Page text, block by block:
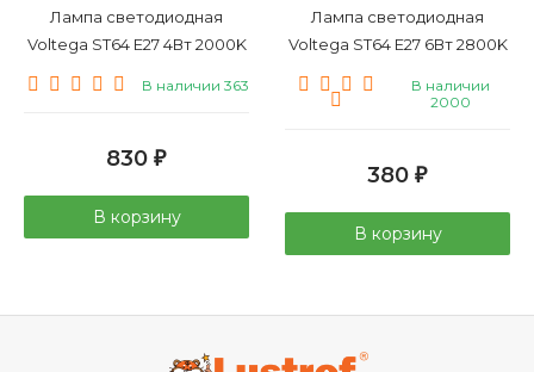
Лампа светодиодная
Voltega ST64 E27 4Вт 2000K
В наличии 363
830 ₽
В корзину
Лампа светодиодная
Voltega ST64 E27 6Вт 2800K
В наличии
2000
380 ₽
В корзину